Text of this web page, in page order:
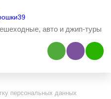
авто и джип-туры
Наш ViberНаш
персональных данных